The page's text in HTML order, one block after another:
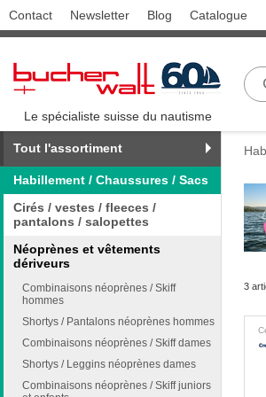
Contact Newsletter Blog Catalogue
Le spécialiste suisse du nautisme
Tout l'assortiment
Habillement / Chaussures / Sacs
Cirés / vestes / fleeces /
pantalons / salopettes
Néoprènes et vêtements
dériveurs
Combinaisons néoprènes / Skiff
hommes
Shortys / Pantalons néoprènes hommes
Combinaisons néoprènes / Skiff dames
Shortys / Leggins néoprènes dames
Combinaisons néoprènes / Skiff juniors
3